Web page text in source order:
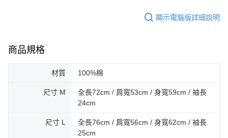
顯示電腦版詳細說明
商品規格
材質 100%棉
尺寸 M
全長72cm / 肩寬53cm / 身寬59cm / 袖長
24cm
尺寸 L
全長76cm / 肩寬56cm / 身寬62cm / 袖長
25cm